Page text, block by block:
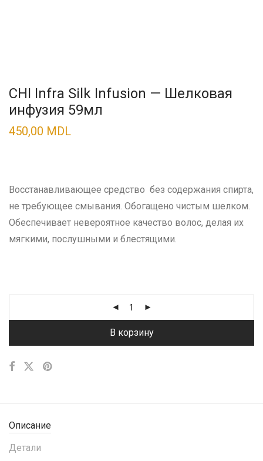
CHI Infra Silk Infusion — Шелковая
инфузия 59мл
450,00 MDL
Восстанавливающее средство без содержания спирта,
не требующее смывания. Обогащено чистым шелком.
Обеспечивает невероятное качество волос, делая их
мягкими, послушными и блестящими.
В корзину
Описание
Детали